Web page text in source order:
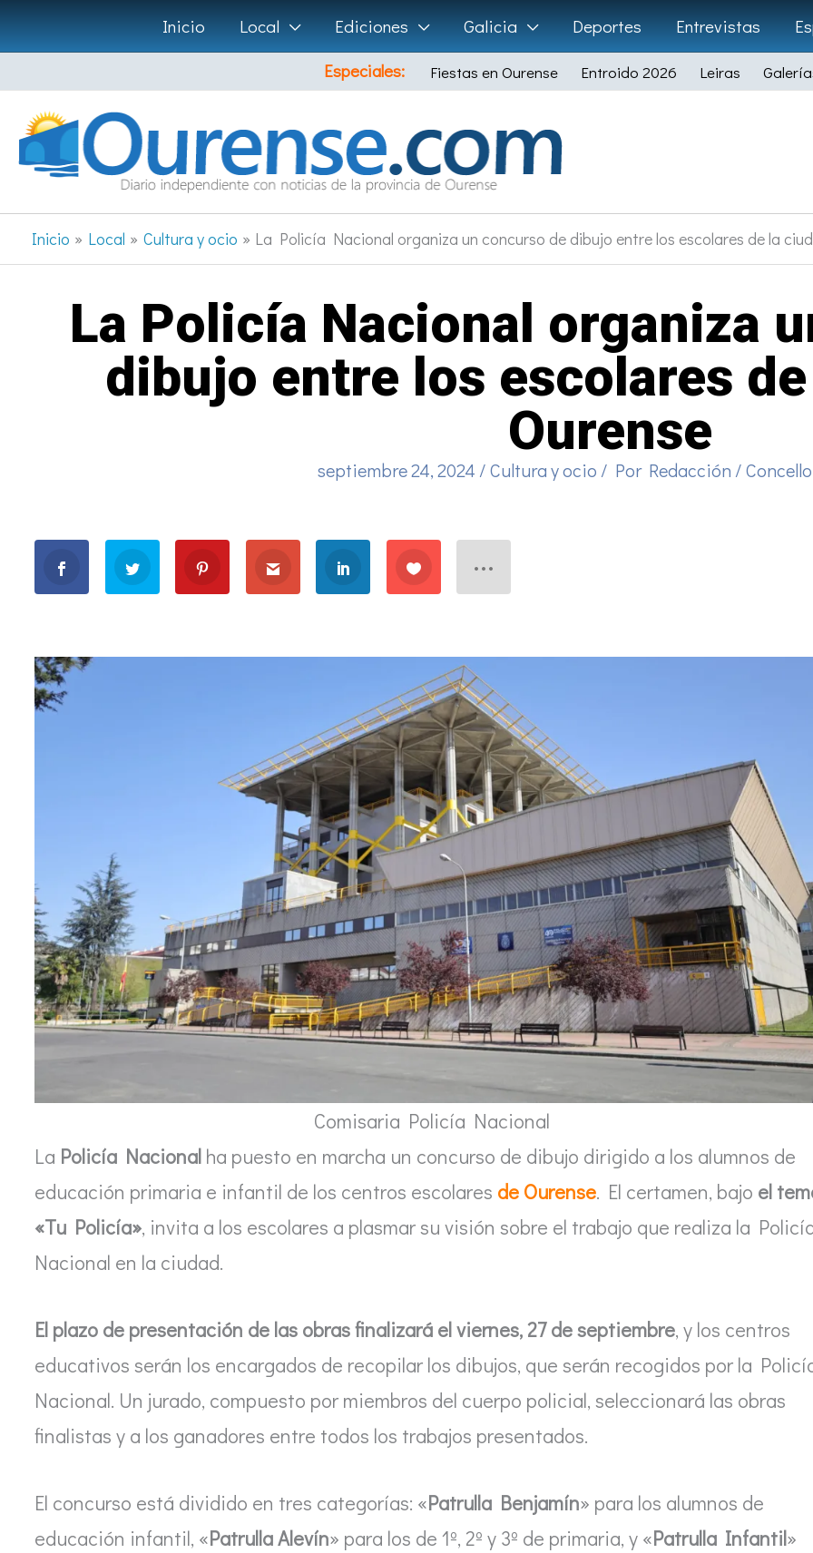
Ir
al
contenido
Inicio Local Ediciones Galicia Deportes Entrevistas
Especiales:
Fiestas en Ourense Entroido 2026 Leiras
Inicio Local Cultura y ocio La Policía Nacional organiza un concurso de dibujo entre los escolares de la
La Policía Nacional organiza
dibujo entre los escolares
Ourense
septiembre 24, 2024 /Cultura y ocio / Por Redacción /
Comisaria Policía Nacional
La Policía Nacional ha puesto en marcha un concurso de dibujo dirigido a los alumnos de
educación primaria e infantil de los centros escolares de Ourense. El certamen, bajo el
«Tu Policía», invita a los escolares a plasmar su visión sobre el trabajo que realiza la
Nacional en la ciudad.
El plazo de presentación de las obras finalizará el viernes, 27 de septiembre, y los centros
educativos serán los encargados de recopilar los dibujos, que serán recogidos por la
Nacional. Un jurado, compuesto por miembros del cuerpo policial, seleccionará las obras
finalistas y a los ganadores entre todos los trabajos presentados.
El concurso está dividido en tres categorías: «Patrulla Benjamín» para los alumnos de
educación infantil, «Patrulla Alevín» para los de 1º, 2º y 3º de primaria, y «Patrulla Infantil»